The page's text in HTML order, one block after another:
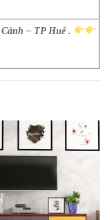
– TP Huế .